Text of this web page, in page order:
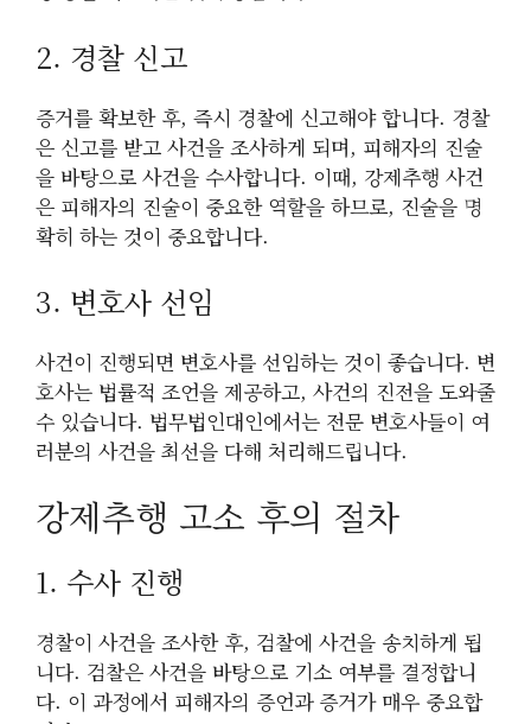
2. 경찰 신고
증거를 확보한 후, 즉시 경찰에 신고해야 합니다. 경찰
은 신고를 받고 사건을 조사하게 되며, 피해자의 진술
을 바탕으로 사건을 수사합니다. 이때, 강제추행 사건
은 피해자의 진술이 중요한 역할을 하므로, 진술을 명
확히 하는 것이 중요합니다.
3. 변호사 선임
사건이 진행되면 변호사를 선임하는 것이 좋습니다. 변
호사는 법률적 조언을 제공하고, 사건의 진전을 도와줄
수 있습니다. 법무법인대인에서는 전문 변호사들이 여
러분의 사건을 최선을 다해 처리해드립니다.
강제추행 고소 후의 절차
1. 수사 진행
경찰이 사건을 조사한 후, 검찰에 사건을 송치하게 됩
니다. 검찰은 사건을 바탕으로 기소 여부를 결정합니
다. 이 과정에서 피해자의 증언과 증거가 매우 중요합